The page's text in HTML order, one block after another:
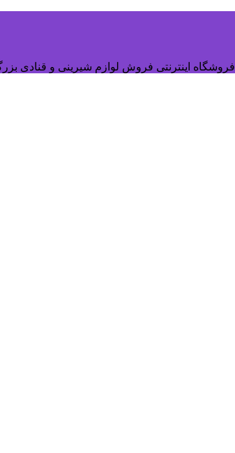
فروشگاه اینترنتی فروش لوازم شیرینی و قنادی